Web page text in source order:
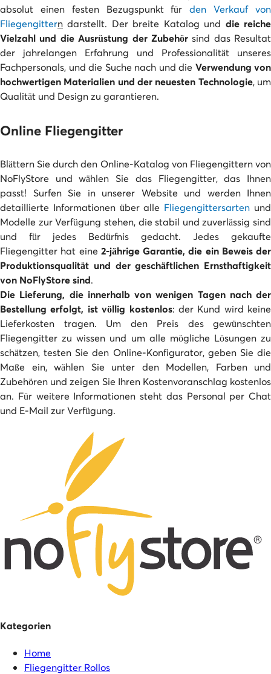
absolut einen festen Bezugspunkt fürden Verkauf von
Fliegengittern darstellt. Der breite Katalog und die reiche
Vielzahl und die Ausrüstung der Zubehörsind das Resultat
der jahrelangen Erfahrung und Professionalität unseres
Fachpersonals, und die Suche nach und die Verwendung von
hochwertigen Materialien und der neuesten Technologie, um
Qualität und Design zu garantieren.
Online Fliegengitter
Blättern Sie durch den Online-Katalog von Fliegengittern von
NoFlyStore und wählen Sie das Fliegengitter, das Ihnen
passt! Surfen Sie in unserer Website und werden Ihnen
detaillierte Informationen über alle Fliegengittersarten und
Modelle zur Verfügung stehen, die stabil und zuverlässig sind
und für jedes Bedürfnis gedacht. Jedes gekaufte
Fliegengitter hat eine 2-jährige Garantie, die ein Beweis der
Produktionsqualität und der geschäftlichen Ernsthaftigkeit
von NoFlyStore sind.
Die Lieferung, die innerhalb von wenigen Tagen nach der
Bestellung erfolgt, ist völlig kostenlos: der Kund wird keine
Lieferkosten tragen. Um den Preis des gewünschten
Fliegengitter zu wissen und um alle mögliche Lösungen zu
schätzen, testen Sie den Online-Konfigurator, geben Sie die
Maße ein, wählen Sie unter den Modellen, Farben und
Zubehören und zeigen Sie Ihren Kostenvoranschlag kostenlos
an. Für weitere Informationen steht das Personal per Chat
und E-Mail zur Verfügung.
Kategorien
Home
Fliegengitter Rollos